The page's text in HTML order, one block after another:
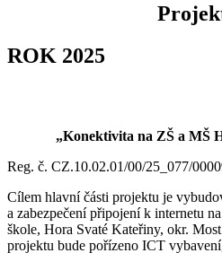
ROK 2025
„Konektivita na ZŠ a MŠ
Reg. č. CZ.10.02.01/00/25_077/
Cílem hlavní části projektu je
a zabezpečení připojení k internetu
škole, Hora Svaté Kateřiny, okr.
projektu bude pořízeno ICT